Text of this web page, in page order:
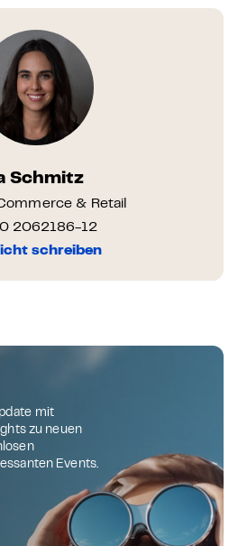
Schmitz
& Retail
2062186-12
schreiben
mit
zu neuen
Events.